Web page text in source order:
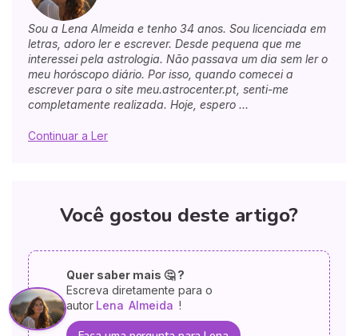
Sou a Lena Almeida e tenho 34 anos. Sou licenciada em
letras, adoro ler e escrever. Desde pequena que me
interessei pela astrologia. Não passava um dia sem ler o
meu horóscopo diário. Por isso, quando comecei a
escrever para o site meu.astrocenter.pt, senti-me
completamente realizada. Hoje, espero ...
Continuar a Ler
Você gostou deste artigo?
Quer saber mais 🤔 ?
Escreva diretamente para o
autor Lena Almeida !